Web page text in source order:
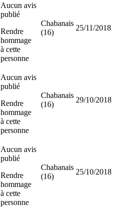
Aucun avis
publié
Rendre
hommage
à cette
personne
Chabanais
(16)
25/11/2018
Aucun avis
publié
Rendre
hommage
à cette
personne
Chabanais
(16)
29/10/2018
Aucun avis
publié
Rendre
hommage
à cette
personne
Chabanais
(16)
25/10/2018